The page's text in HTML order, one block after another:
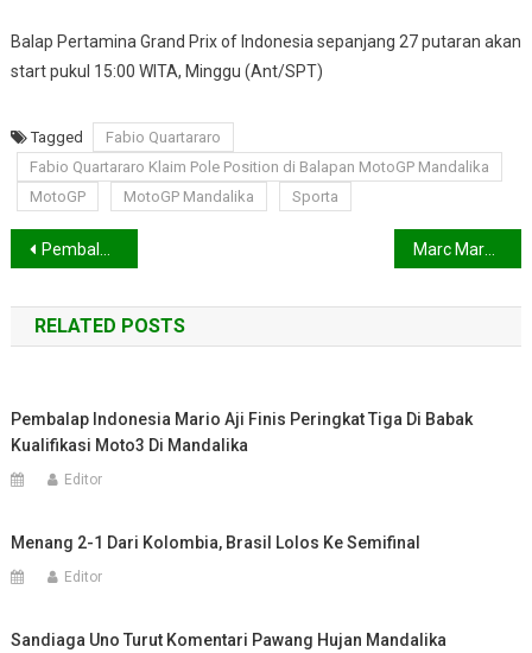
Balap Pertamina Grand Prix of Indonesia sepanjang 27 putaran akan
start pukul 15:00 WITA, Minggu (Ant/SPT)
Tagged
Fabio Quartararo
Fabio Quartararo Klaim Pole Position di Balapan MotoGP Mandalika
MotoGP
MotoGP Mandalika Sporta
Navigasi
pos
Pembalap Indonesia Mario Aji Finis Peringkat Tiga Di Babak Kualifikasi Moto3 di Mandalika Marc Marquez Terpelanting dari Motornya Saat Sesi Pemanasan MotoGP di Sirkuit Mandalika
RELATED POSTS
Pembalap Indonesia Mario Aji Finis Peringkat Tiga Di Babak
Kualifikasi Moto3 Di Mandalika
Editor
Menang 2-1 Dari Kolombia, Brasil Lolos Ke Semifinal
Editor
Sandiaga Uno Turut Komentari Pawang Hujan Mandalika